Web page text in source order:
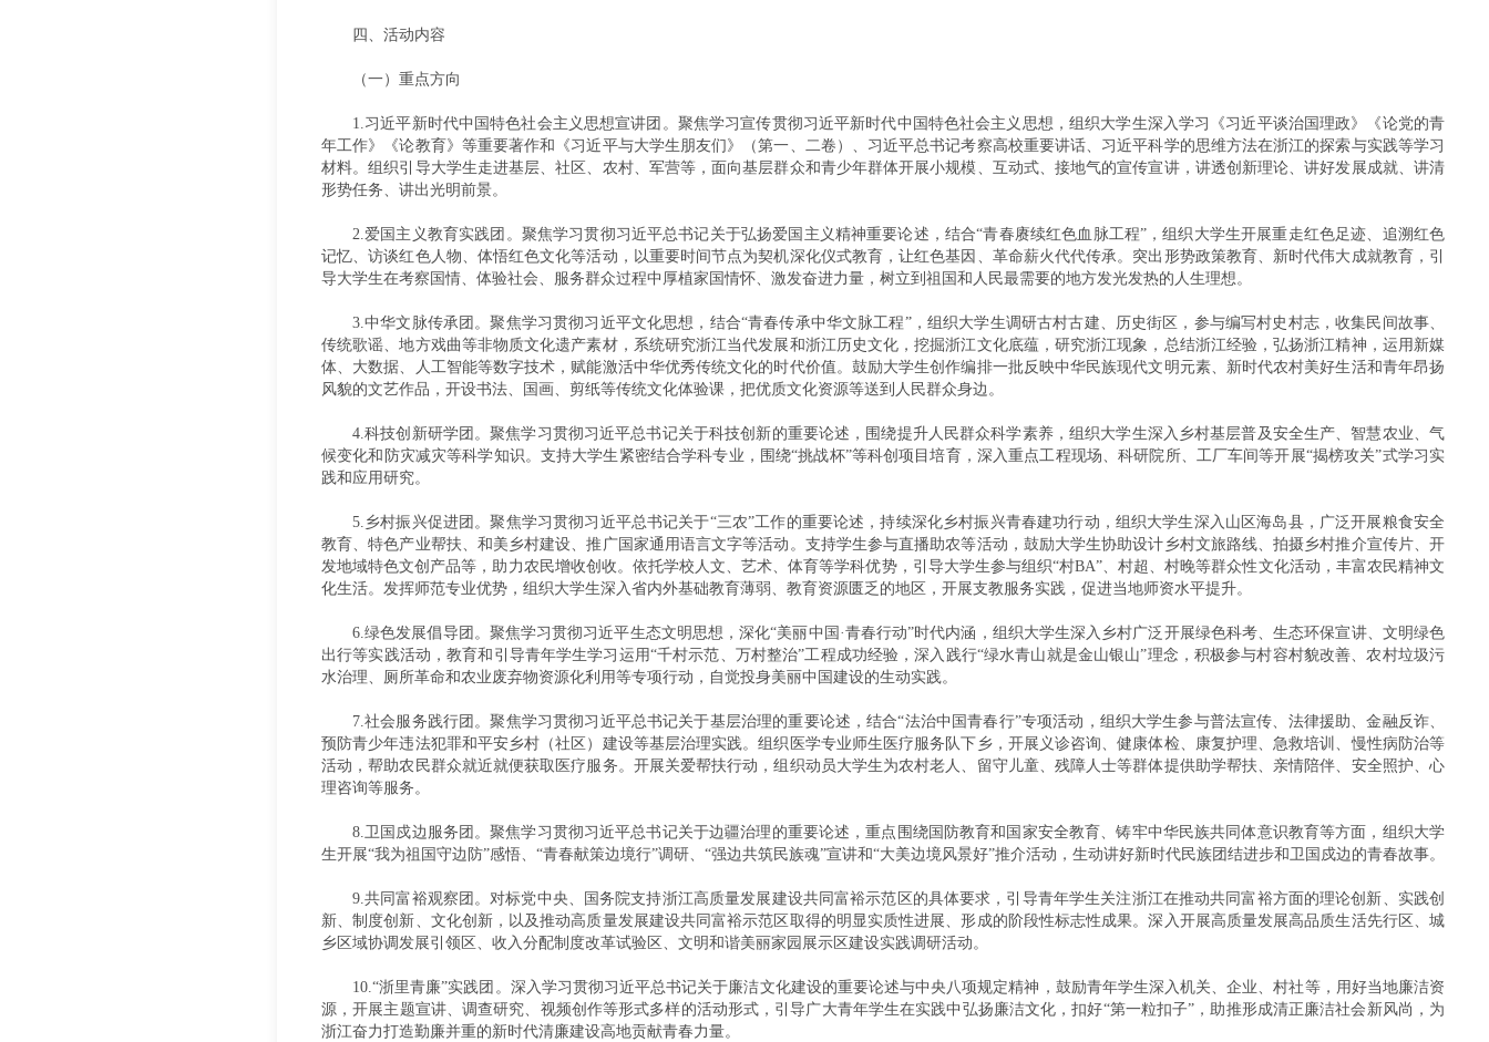
四、活动内容
（一）重点方向
1.习近平新时代中国特色社会主义思想宣讲团。聚焦学习宣传贯彻习近平新时代中国特色社会主义思想，组织大学生深入学习《习近平谈治国理政》《论党的青
年工作》《论教育》等重要著作和《习近平与大学生朋友们》（第一、二卷）、习近平总书记考察高校重要讲话、习近平科学的思维方法在浙江的探索与实践等学习
材料。组织引导大学生走进基层、社区、农村、军营等，面向基层群众和青少年群体开展小规模、互动式、接地气的宣传宣讲，讲透创新理论、讲好发展成就、讲清
形势任务、讲出光明前景。
2.爱国主义教育实践团。聚焦学习贯彻习近平总书记关于弘扬爱国主义精神重要论述，结合“青春赓续红色血脉工程”，组织大学生开展重走红色足迹、追溯红色
记忆、访谈红色人物、体悟红色文化等活动，以重要时间节点为契机深化仪式教育，让红色基因、革命薪火代代传承。突出形势政策教育、新时代伟大成就教育，引
导大学生在考察国情、体验社会、服务群众过程中厚植家国情怀、激发奋进力量，树立到祖国和人民最需要的地方发光发热的人生理想。
3.中华文脉传承团。聚焦学习贯彻习近平文化思想，结合“青春传承中华文脉工程”，组织大学生调研古村古建、历史街区，参与编写村史村志，收集民间故事、
传统歌谣、地方戏曲等非物质文化遗产素材，系统研究浙江当代发展和浙江历史文化，挖掘浙江文化底蕴，研究浙江现象，总结浙江经验，弘扬浙江精神，运用新媒
体、大数据、人工智能等数字技术，赋能激活中华优秀传统文化的时代价值。鼓励大学生创作编排一批反映中华民族现代文明元素、新时代农村美好生活和青年昂扬
风貌的文艺作品，开设书法、国画、剪纸等传统文化体验课，把优质文化资源等送到人民群众身边。
4.科技创新研学团。聚焦学习贯彻习近平总书记关于科技创新的重要论述，围绕提升人民群众科学素养，组织大学生深入乡村基层普及安全生产、智慧农业、气
候变化和防灾减灾等科学知识。支持大学生紧密结合学科专业，围绕“挑战杯”等科创项目培育，深入重点工程现场、科研院所、工厂车间等开展“揭榜攻关”式学习实
践和应用研究。
5.乡村振兴促进团。聚焦学习贯彻习近平总书记关于“三农”工作的重要论述，持续深化乡村振兴青春建功行动，组织大学生深入山区海岛县，广泛开展粮食安全
教育、特色产业帮扶、和美乡村建设、推广国家通用语言文字等活动。支持学生参与直播助农等活动，鼓励大学生协助设计乡村文旅路线、拍摄乡村推介宣传片、开
发地域特色文创产品等，助力农民增收创收。依托学校人文、艺术、体育等学科优势，引导大学生参与组织“村BA”、村超、村晚等群众性文化活动，丰富农民精神文
化生活。发挥师范专业优势，组织大学生深入省内外基础教育薄弱、教育资源匮乏的地区，开展支教服务实践，促进当地师资水平提升。
6.绿色发展倡导团。聚焦学习贯彻习近平生态文明思想，深化“美丽中国·青春行动”时代内涵，组织大学生深入乡村广泛开展绿色科考、生态环保宣讲、文明绿色
出行等实践活动，教育和引导青年学生学习运用“千村示范、万村整治”工程成功经验，深入践行“绿水青山就是金山银山”理念，积极参与村容村貌改善、农村垃圾污
水治理、厕所革命和农业废弃物资源化利用等专项行动，自觉投身美丽中国建设的生动实践。
7.社会服务践行团。聚焦学习贯彻习近平总书记关于基层治理的重要论述，结合“法治中国青春行”专项活动，组织大学生参与普法宣传、法律援助、金融反诈、
预防青少年违法犯罪和平安乡村（社区）建设等基层治理实践。组织医学专业师生医疗服务队下乡，开展义诊咨询、健康体检、康复护理、急救培训、慢性病防治等
活动，帮助农民群众就近就便获取医疗服务。开展关爱帮扶行动，组织动员大学生为农村老人、留守儿童、残障人士等群体提供助学帮扶、亲情陪伴、安全照护、心
理咨询等服务。
8.卫国戍边服务团。聚焦学习贯彻习近平总书记关于边疆治理的重要论述，重点围绕国防教育和国家安全教育、铸牢中华民族共同体意识教育等方面，组织大学
生开展“我为祖国守边防”感悟、“青春献策边境行”调研、“强边共筑民族魂”宣讲和“大美边境风景好”推介活动，生动讲好新时代民族团结进步和卫国戍边的青春故事。
9.共同富裕观察团。对标党中央、国务院支持浙江高质量发展建设共同富裕示范区的具体要求，引导青年学生关注浙江在推动共同富裕方面的理论创新、实践创
新、制度创新、文化创新，以及推动高质量发展建设共同富裕示范区取得的明显实质性进展、形成的阶段性标志性成果。深入开展高质量发展高品质生活先行区、城
乡区域协调发展引领区、收入分配制度改革试验区、文明和谐美丽家园展示区建设实践调研活动。
10.“浙里青廉”实践团。深入学习贯彻习近平总书记关于廉洁文化建设的重要论述与中央八项规定精神，鼓励青年学生深入机关、企业、村社等，用好当地廉洁资
源，开展主题宣讲、调查研究、视频创作等形式多样的活动形式，引导广大青年学生在实践中弘扬廉洁文化，扣好“第一粒扣子”，助推形成清正廉洁社会新风尚，为
浙江奋力打造勤廉并重的新时代清廉建设高地贡献青春力量。